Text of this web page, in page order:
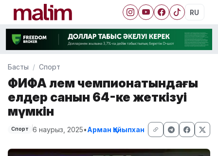
RU
Басты Спорт
ФИФА әлем чемпионатындағы
елдер санын 64-ке жеткізуі
мүмкін
Спорт 6 наурыз, 2025•Арман Қайыпхан